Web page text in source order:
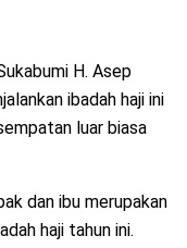
H. Asep
ibadah haji ini
luar biasa
dan ibu merupakan
haji tahun ini.